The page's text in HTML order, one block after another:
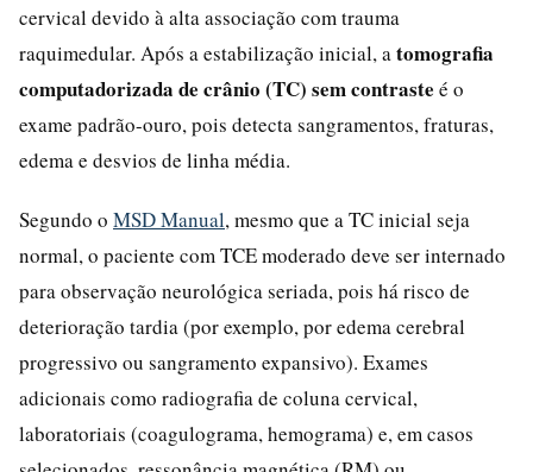
cervical devido à alta associação com trauma
raquimedular. Após a estabilização inicial, a tomografia
computadorizada de crânio (TC) sem contraste é o
exame padrão-ouro, pois detecta sangramentos, fraturas,
edema e desvios de linha média.
Segundo o MSD Manual, mesmo que a TC inicial seja
normal, o paciente com TCE moderado deve ser internado
para observação neurológica seriada, pois há risco de
deterioração tardia (por exemplo, por edema cerebral
progressivo ou sangramento expansivo). Exames
adicionais como radiografia de coluna cervical,
laboratoriais (coagulograma, hemograma) e, em casos